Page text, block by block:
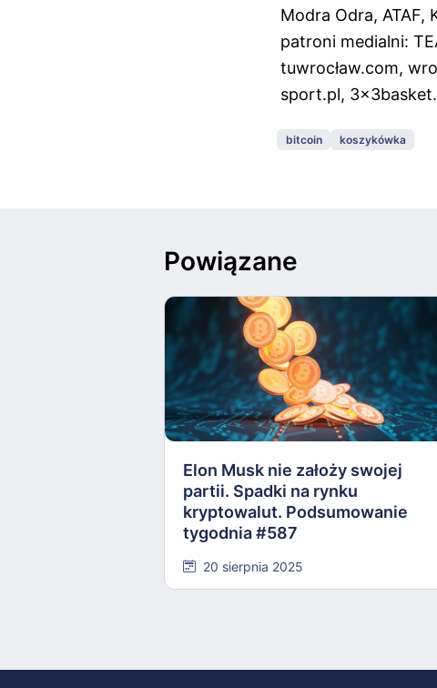
Modra Odra,
patroni medialni:
tuwrocław.com,
sport.pl,
bitcoin koszykówka
Powiązane
Elon Musk nie założy swojej
partii. Spadki na rynku
kryptowalut. Podsumowanie
tygodnia #587
20 sierpnia 2025